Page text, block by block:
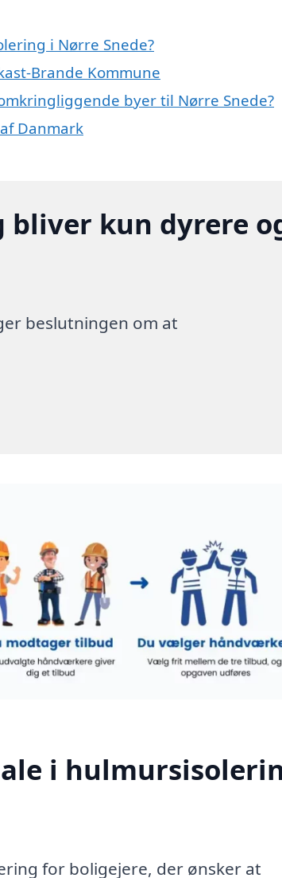
i Nørre Snede?
Brande Kommune
byer til Nørre Snede?
Danmark
bliver kun dyrere
beslutningen om at
i
for boligejere, der ønsker at